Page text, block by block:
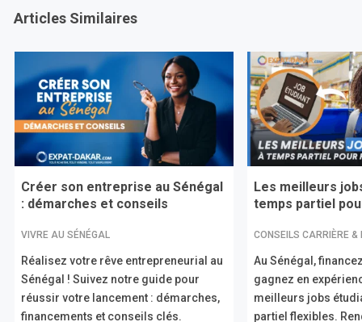
Articles Similaires
Créer son entreprise au Sénégal
: démarches et conseils
VIVRE AU SÉNÉGAL
Réalisez votre rêve entrepreneurial au
Sénégal ! Suivez notre guide pour
réussir votre lancement : démarches,
financements et conseils clés.
Les meilleurs
temps partiel
CONSEILS CARRIÈRE &
Au Sénégal,
gagnez en
meilleurs jobs
partiel flexibles.